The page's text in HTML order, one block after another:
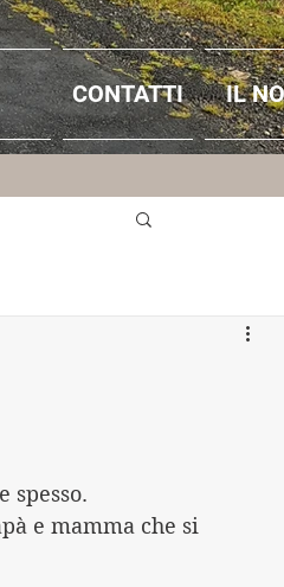
spesso.
e mamma che si
CONTATTI IL